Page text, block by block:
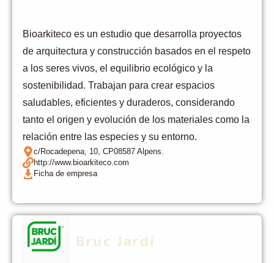
Bioarkiteco es un estudio que desarrolla proyectos
de arquitectura y construcción basados en el respeto
a los seres vivos, el equilibrio ecológico y la
sostenibilidad. Trabajan para crear espacios
saludables, eficientes y duraderos, considerando
tanto el origen y evolución de los materiales como la
relación entre las especies y su entorno.
c/Rocadepena, 10, CP08587 Alpens.
http://www.bioarkiteco.com
Ficha de empresa
Bruc Jardí